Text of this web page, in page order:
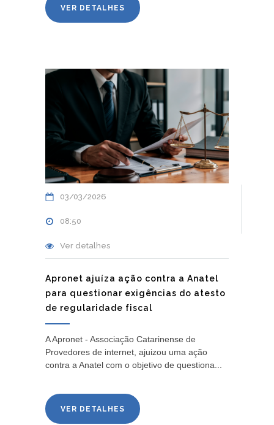
VER DETALHES
03/03/2026
08:50
Ver detalhes
Apronet ajuíza ação contra a Anatel
para questionar exigências do atesto
de regularidade fiscal
A Apronet - Associação Catarinense de
Provedores de internet, ajuizou uma ação
contra a Anatel com o objetivo de questiona...
VER DETALHES